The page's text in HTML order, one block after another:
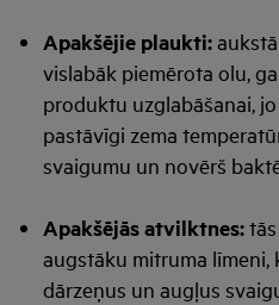
Apakšējie plaukti:
vislabāk piemērota olu,
produktu uzglabāšanai,
pastāvīgi zema
svaigumu un novērš
Apakšējās atvilktnes:
augstāku mitruma līmeni,
dārzeņus un augļus